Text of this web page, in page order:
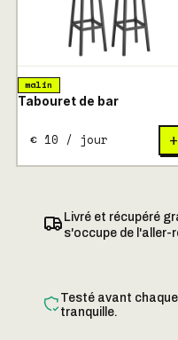
malin
Tabouret de bar
€ 10 / jour +
Livré et récupéré
s'occupe de l'aller-
Testé avant
tranquille.